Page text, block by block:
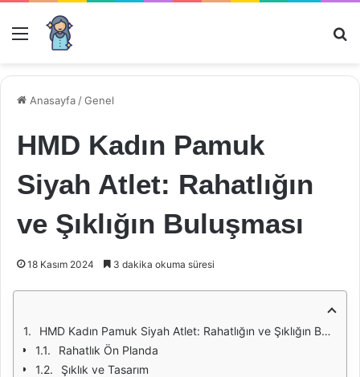
Menü
Anasayfa /Genel
HMD Kadın Pamuk
Siyah Atlet: Rahatlığın
ve Şıklığın Buluşması
18 Kasım 2024 3 dakika okuma süresi
HMD Kadın Pamuk Siyah Atlet: Rahatlığın ve Şıklığın Buluşması
Rahatlık Ön Planda
Şıklık ve Tasarım